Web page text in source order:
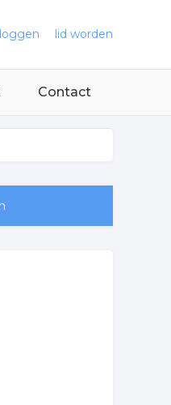
lid worden
Contact